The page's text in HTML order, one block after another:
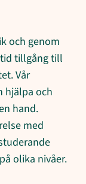
och genom
tillgång till
Vår
hjälpa och
hand.
med
olika nivåer.